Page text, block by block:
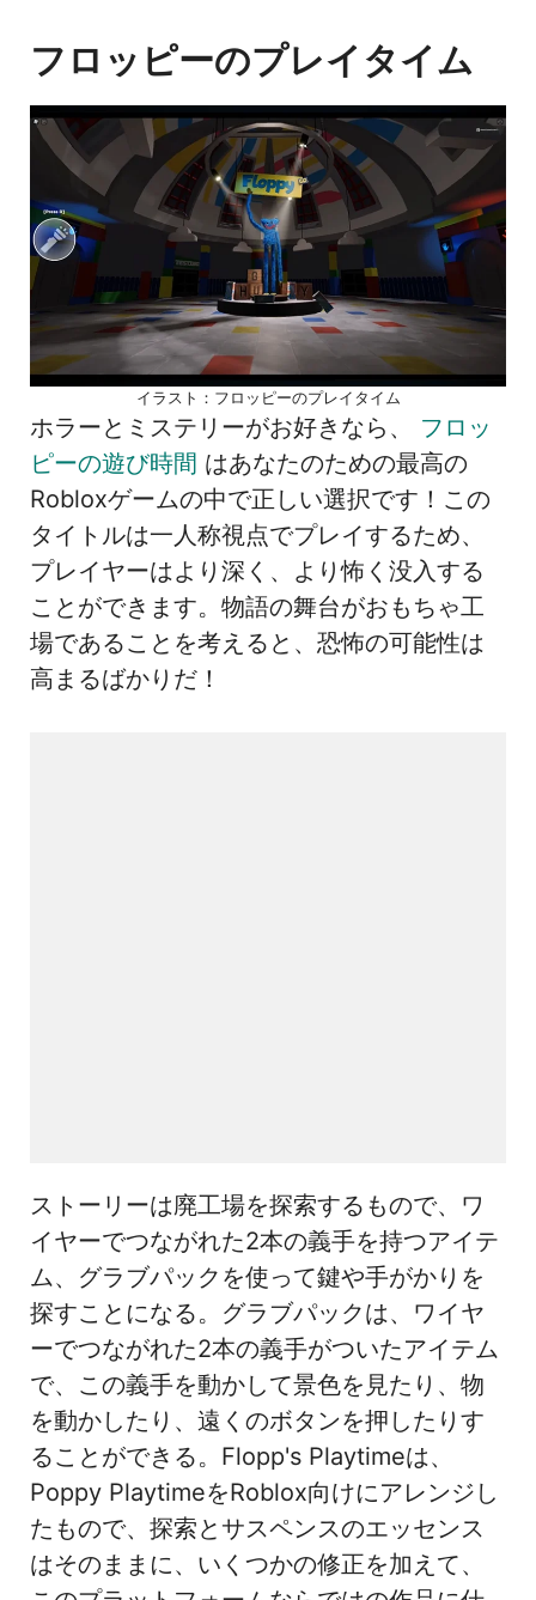
フロッピーのプレイタイム
イラスト：フロッピーのプレイタイム
ホラーとミステリーがお好きなら、 フロッ
ピーの遊び時間 はあなたのための最高の
Robloxゲームの中で正しい選択です！この
タイトルは一人称視点でプレイするため、
プレイヤーはより深く、より怖く没入する
ことができます。物語の舞台がおもちゃ工
場であることを考えると、恐怖の可能性は
高まるばかりだ！
ストーリーは廃工場を探索するもので、ワ
イヤーでつながれた2本の義手を持つアイテ
ム、グラブパックを使って鍵や手がかりを
探すことになる。グラブパックは、ワイヤ
ーでつながれた2本の義手がついたアイテム
で、この義手を動かして景色を見たり、物
を動かしたり、遠くのボタンを押したりす
ることができる。Flopp's Playtimeは、
Poppy PlaytimeをRoblox向けにアレンジし
たもので、探索とサスペンスのエッセンス
はそのままに、いくつかの修正を加えて、